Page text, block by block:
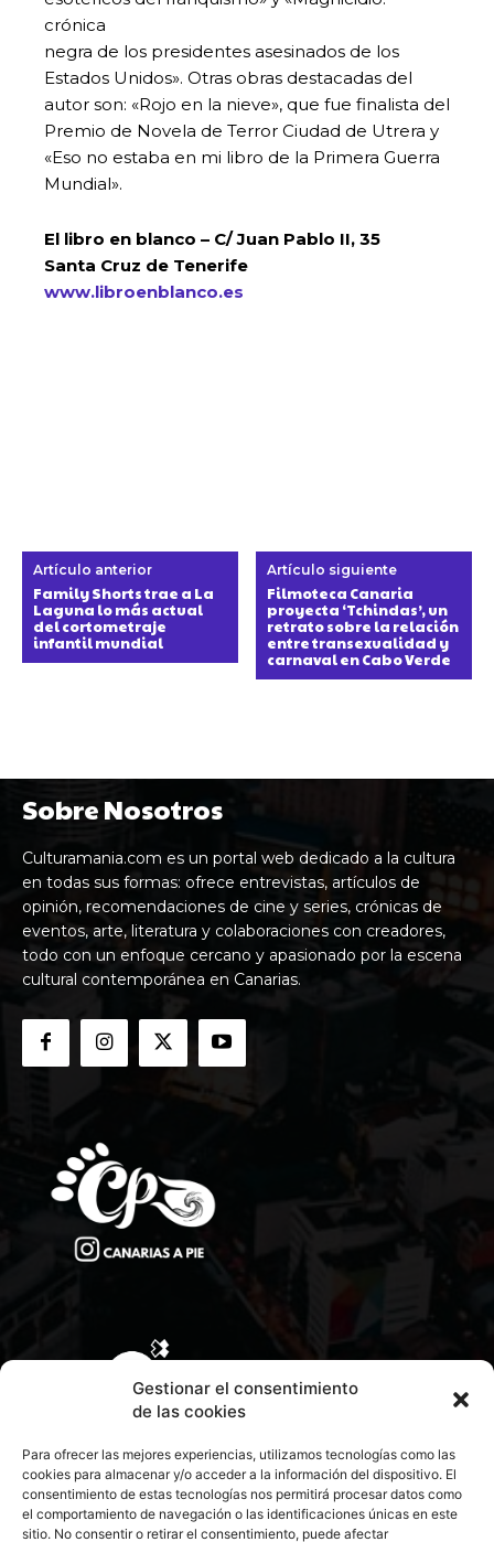
Gestionar el consentimiento
de las cookies
Para ofrecer las mejores experiencias, utilizamos tecnologías como las
cookies para almacenar y/o acceder a la información del dispositivo. El
consentimiento de estas tecnologías nos permitirá procesar datos como
el comportamiento de navegación o las identificaciones únicas en este
sitio. No consentir o retirar el consentimiento, puede afectar
crónica
negra de los presidentes asesinados de los
Estados Unidos». Otras obras destacadas del
autor son: «Rojo en la nieve», que fue finalista del
Premio de Novela de Terror Ciudad de Utrera y
«Eso no estaba en mi libro de la Primera Guerra
Mundial».
El libro en blanco – C/ Juan Pablo II, 35
Santa Cruz de Tenerife
www.libroenblanco.es
Artículo anterior
Family Shorts trae a La
Laguna lo más actual
del cortometraje
infantil mundial
Artículo siguiente
Filmoteca Canaria
proyecta ‘Tchindas’, un
retrato sobre la relación
entre transexualidad y
carnaval en Cabo Verde
Sobre Nosotros
Culturamania.com es un portal web dedicado a la cultura
en todas sus formas: ofrece entrevistas, artículos de
opinión, recomendaciones de cine y series, crónicas de
eventos, arte, literatura y colaboraciones con creadores,
todo con un enfoque cercano y apasionado por la escena
cultural contemporánea en Canarias.